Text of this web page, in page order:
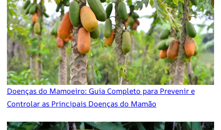
Doenças do Mamoeiro: Guia Completo para Prevenir e
Controlar as Principais Doenças do Mamão